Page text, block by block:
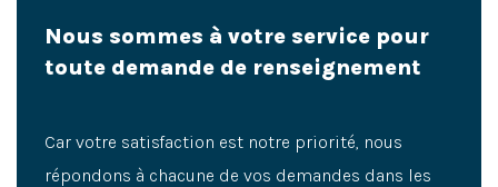
Nous sommes à votre service pour
toute demande de renseignement
Car votre satisfaction est notre priorité, nous
répondons à chacune de vos demandes dans les